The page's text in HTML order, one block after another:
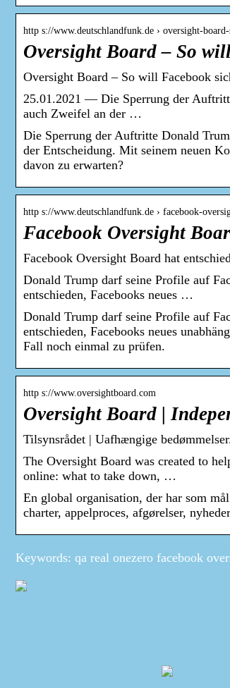
http s://www.deutschlandfunk.de › oversight-
Oversight Board – So
Oversight Board – So will Facebook
25.01.2021 — Die Sperrung der
auch Zweifel an der …
Die Sperrung der Auftritte Donald
der Entscheidung. Mit seinem neuen
davon zu erwarten?
http s://www.deutschlandfunk.de › facebook-
Facebook Oversight
Facebook Oversight Board hat
Donald Trump darf seine Profile auf
entschieden, Facebooks neues …
Donald Trump darf seine Profile auf
entschieden, Facebooks neues
Fall noch einmal zu prüfen.
http s://www.oversightboard.com
Oversight Board |
Tilsynsrådet | Uafhængige
The Oversight Board was created to
online: what to take down, …
En global organisation, der har som
charter, appelproces, afgørelser,
Keywords: qa real onezero facebook